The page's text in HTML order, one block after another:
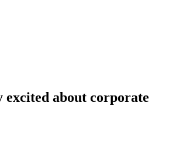
excited about corporate